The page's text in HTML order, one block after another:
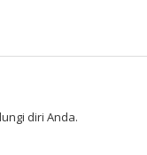
diri Anda.